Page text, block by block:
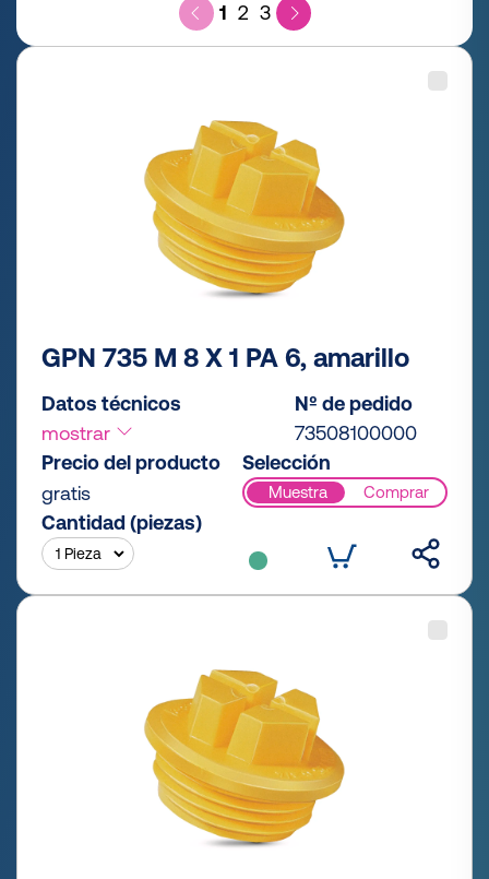
1 2 3
GPN 735 M 8 X 1 PA 6, amarillo
Datos técnicos
mostrar
Nº de pedido
73508100000
Precio del producto
gratis
Selección
Muestra Comprar
Cantidad (piezas)